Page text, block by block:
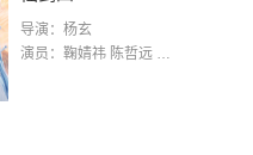
导演：杨玄
演员：鞠婧祎 陈哲远 茅子俊 毛晓慧 王媛可 张志浩 林枫松 张帆（演员）